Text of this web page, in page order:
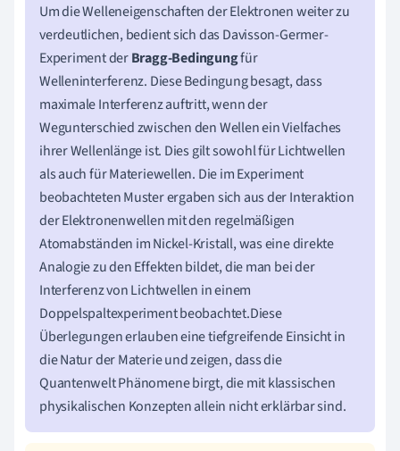
Um die Welleneigenschaften der Elektronen weiter zu
verdeutlichen, bedient sich das Davisson-Germer-
Experiment derBragg-Bedingungfür
Welleninterferenz. Diese Bedingung besagt, dass
maximale Interferenz auftritt, wenn der
Wegunterschied zwischen den Wellen ein Vielfaches
ihrer Wellenlänge ist. Dies gilt sowohl für Lichtwellen
als auch für Materiewellen. Die im Experiment
beobachteten Muster ergaben sich aus der Interaktion
der Elektronenwellen mit den regelmäßigen
Atomabständen im Nickel-Kristall, was eine direkte
Analogie zu den Effekten bildet, die man bei der
Interferenz von Lichtwellen in einem
Doppelspaltexperiment beobachtet.Diese
Überlegungen erlauben eine tiefgreifende Einsicht in
die Natur der Materie und zeigen, dass die
Quantenwelt Phänomene birgt, die mit klassischen
physikalischen Konzepten allein nicht erklärbar sind.